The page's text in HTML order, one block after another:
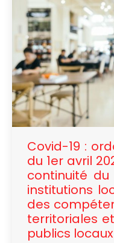
Covid-19 :
du 1er avril
continuité
institutions
des
territoriales
publics locaux